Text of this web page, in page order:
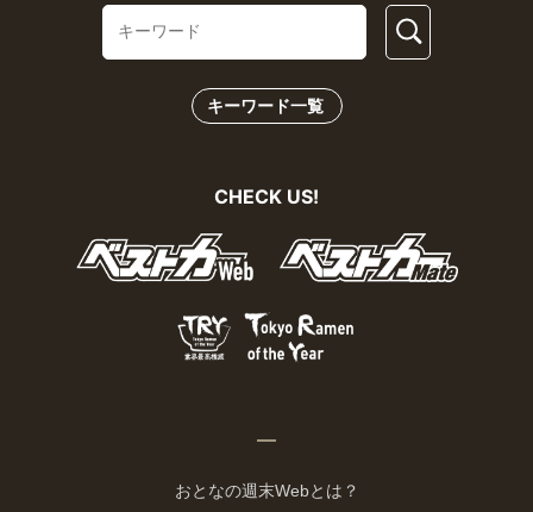
キーワード一覧
CHECK US!
おとなの週末Webとは？